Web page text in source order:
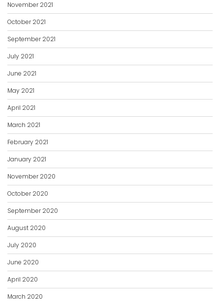
November 2021
October 2021
September 2021
July 2021
June 2021
May 2021
April 2021
March 2021
February 2021
January 2021
November 2020
October 2020
September 2020
August 2020
July 2020
June 2020
April 2020
March 2020